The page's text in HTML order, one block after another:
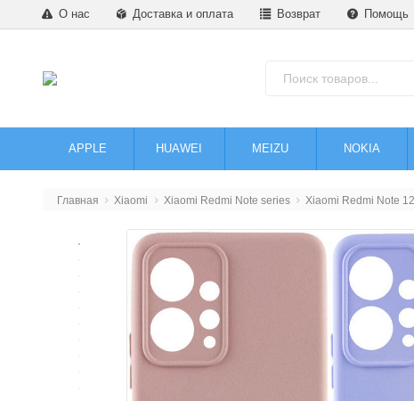
О нас Доставка и оплата Возврат Помощь
APPLE HUAWEI MEIZU NOKIA
Главная Xiaomi Xiaomi Redmi Note series Xiaomi Redmi Note 12